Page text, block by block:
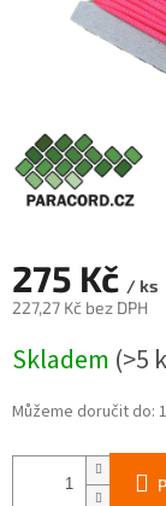
275 Kč / ks
227,27 Kč bez DPH
cena:
Skladem (>5
Můžeme doručit do: